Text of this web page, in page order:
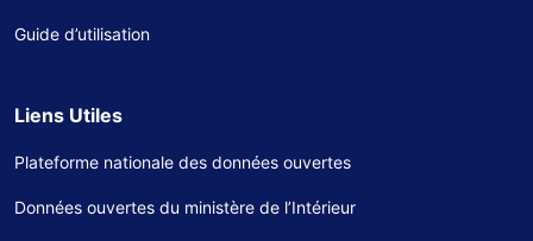
Guide d’utilisation
Liens Utiles
Plateforme nationale des données ouvertes
Données ouvertes du ministère de l’Intérieur